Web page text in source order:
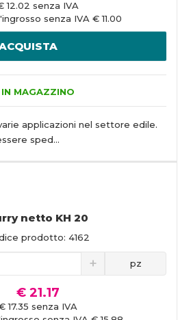
12.02 senza IVA
senza IVA € 11.00
IN MAGAZZINO
applicazioni nel settore edile.
sped...
netto KH 20
prodotto: 4162
€ 21.17
17.35 senza IVA
pz